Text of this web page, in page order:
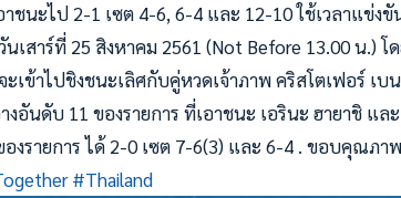
นะไป 2-1 เซต 4-6, 6-4 และ 12-10 ใช้เวลาแข่งขั
เสาร์ที่ 25 สิงหาคม 2561 (Not Before 13.00 น.) โ
เข้าไปชิงชนะเลิศกับคู่หวดเจ้าภาพ คริสโตเฟอร์ เบ
งอันดับ 11 ของรายการ ที่เอาชนะ เอรินะ ฮายาชิ แล
งรายการ ได้ 2-0 เซต 7-6(3) และ 6-4 . ขอบคุณภา
#Thailand